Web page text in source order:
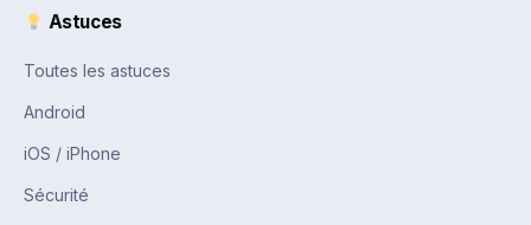
Astuces
Toutes les astuces
Android
iOS / iPhone
Sécurité